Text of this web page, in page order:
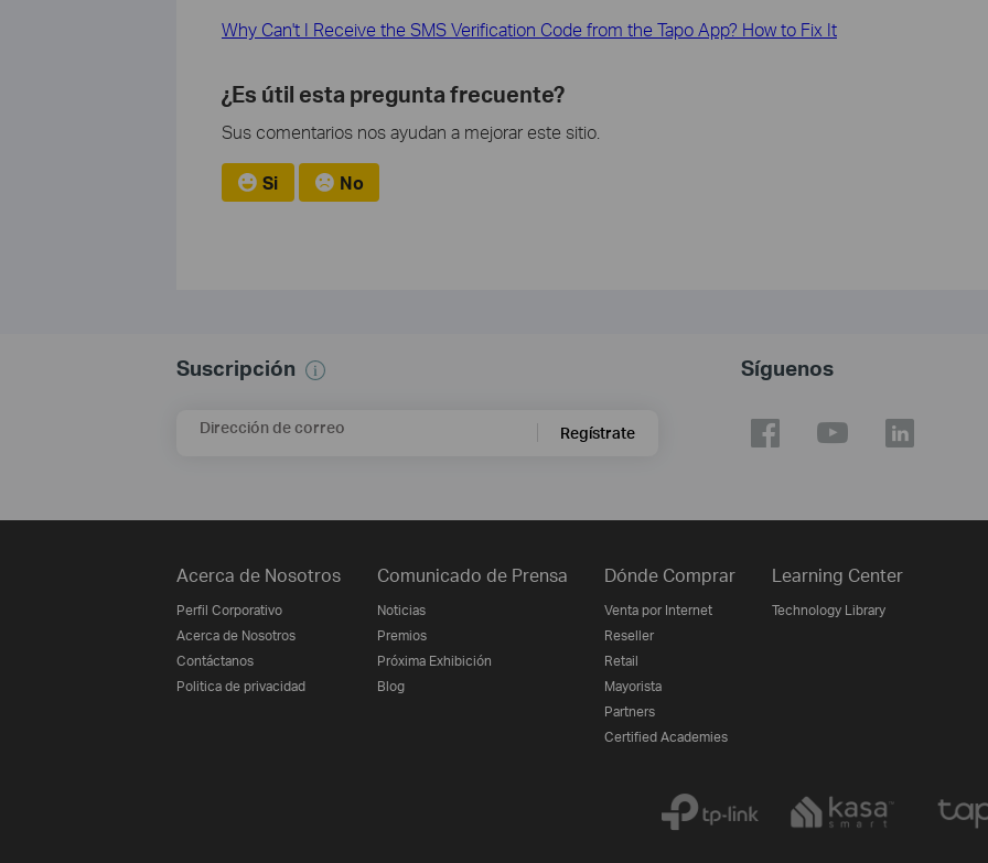
Why Can't I Receive the SMS Verification Code from the Tapo App? How to Fix It
¿Es útil esta pregunta frecuente?
Sus comentarios nos ayudan a mejorar este sitio.
Si No
Suscripción
Dirección de correo Regístrate
Síguenos
Acerca de Nosotros
Perfil Corporativo
Acerca de Nosotros
Contáctanos
Politica de privacidad
Comunicado de Prensa
Noticias
Premios
Próxima Exhibición
Blog
Dónde Comprar
Venta por Internet
Reseller
Retail
Mayorista
Partners
Certified Academies
Learning Center
Technology Library